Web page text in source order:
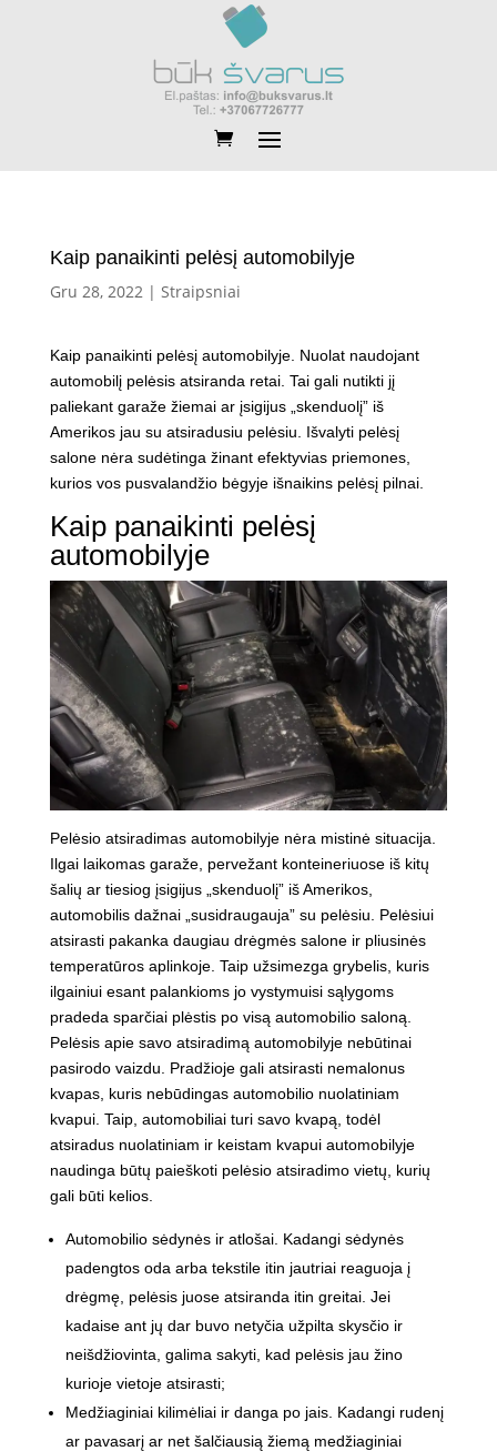
Kaip panaikinti pelėsį automobilyje
Gru 28, 2022| Straipsniai
Kaip panaikinti pelėsį automobilyje. Nuolat naudojant
automobilį pelėsis atsiranda retai. Tai gali nutikti jį
paliekant garaže žiemai ar įsigijus „skenduolį” iš
Amerikos jau su atsiradusiu pelėsiu. Išvalyti pelėsį
salone nėra sudėtinga žinant efektyvias priemones,
kurios vos pusvalandžio bėgyje išnaikins pelėsį pilnai.
Kaip panaikinti pelėsį
automobilyje
Pelėsio atsiradimas automobilyje nėra mistinė situacija.
Ilgai laikomas garaže, pervežant konteineriuose iš kitų
šalių ar tiesiog įsigijus „skenduolį” iš Amerikos,
automobilis dažnai „susidraugauja” su pelėsiu. Pelėsiui
atsirasti pakanka daugiau drėgmės salone ir pliusinės
temperatūros aplinkoje. Taip užsimezga grybelis, kuris
ilgainiui esant palankioms jo vystymuisi sąlygoms
pradeda sparčiai plėstis po visą automobilio saloną.
Pelėsis apie savo atsiradimą automobilyje nebūtinai
pasirodo vaizdu. Pradžioje gali atsirasti nemalonus
kvapas, kuris nebūdingas automobilio nuolatiniam
kvapui. Taip, automobiliai turi savo kvapą, todėl
atsiradus nuolatiniam ir keistam kvapui automobilyje
naudinga būtų paieškoti pelėsio atsiradimo vietų, kurių
gali būti kelios.
Automobilio sėdynės ir atlošai. Kadangi sėdynės
padengtos oda arba tekstile itin jautriai reaguoja į
drėgmę, pelėsis juose atsiranda itin greitai. Jei
kadaise ant jų dar buvo netyčia užpilta skysčio ir
neišdžiovinta, galima sakyti, kad pelėsis jau žino
kurioje vietoje atsirasti;
Medžiaginiai kilimėliai ir danga po jais. Kadangi rudenį
ar pavasarį ar net šalčiausią žiemą medžiaginiai